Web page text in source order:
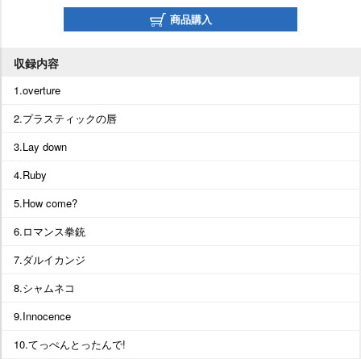
商品購入
収録内容
1.overture
2.プラスティックの唇
3.Lay down
4.Ruby
5.How come?
6.ロマンス拳銃
7.ダルイカンジ
8.シャムネコ
9.Innocence
10.てっぺんとったんで!